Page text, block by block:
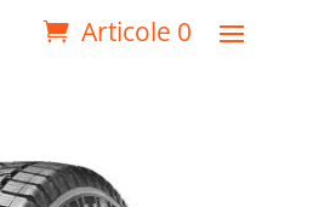
Articole 0